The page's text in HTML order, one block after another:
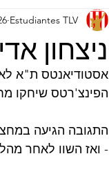
ניצחון
Estudiantes TLV
26
אסטודיאנטס ת"א לא
הפינצ'רטס שיחקו
- ואז השוו לאחר